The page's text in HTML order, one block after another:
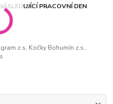
PRACOVNÍ DEN
z.s, Kočky Bohumín z.s.,